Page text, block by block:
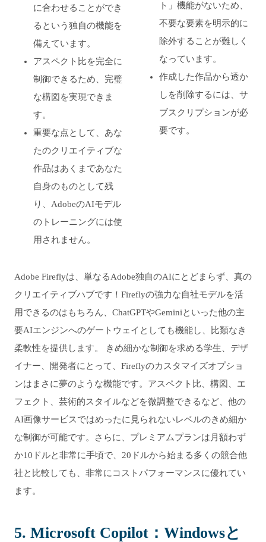
に合わせることができ
るという独自の機能を
備えています。
アスペクト比を完全に
制御できるため、完璧
な構図を実現できま
す。
重要な点として、あな
たのクリエイティブな
作品はあくまであなた
自身のものとして残
り、AdobeのAIモデル
のトレーニングには使
用されません。
ト」機能がないため、
不要な要素を明示的に
除外することが難しく
なっています。
作成した作品から透か
しを削除するには、サ
ブスクリプションが必
要です。
Adobe Fireflyは、単なるAdobe独自のAIにとどまらず、真の
クリエイティブハブです！Fireflyの強力な自社モデルを活
用できるのはもちろん、ChatGPTやGeminiといった他の主
要AIエンジンへのゲートウェイとしても機能し、比類なき
柔軟性を提供します。 きめ細かな制御を求める学生、デザ
イナー、開発者にとって、Fireflyのカスタマイズオプショ
ンはまさに夢のような機能です。アスペクト比、構図、エ
フェクト、芸術的スタイルなどを微調整できるなど、他の
AI画像サービスではめったに見られないレベルのきめ細か
な制御が可能です。さらに、プレミアムプランは月額わず
か10ドルと非常に手頃で、20ドルから始まる多くの競合他
社と比較しても、非常にコストパフォーマンスに優れてい
ます。
5. Microsoft Copilot：Windowsと